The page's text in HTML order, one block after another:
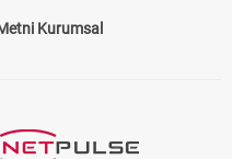
Kurumsal